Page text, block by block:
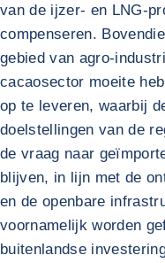
van de ijzer- en LNG-
compenseren.
gebied van agro-
cacaosector moeite
op te leveren, waarbij
doelstellingen van de
de vraag naar
blijven, in lijn met de
en de openbare
voornamelijk worden
buitenlandse